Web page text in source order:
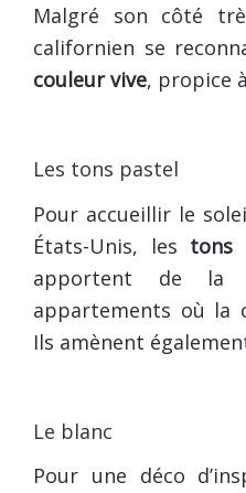
Malgré son côté
californien se
couleur vive, propice
Les tons pastel
Pour accueillir le
États-Unis, les tons
apportent de la
appartements où la
Ils amènent
Le blanc
Pour une déco